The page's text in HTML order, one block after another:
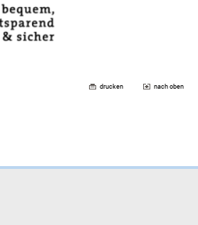
drucken nach oben